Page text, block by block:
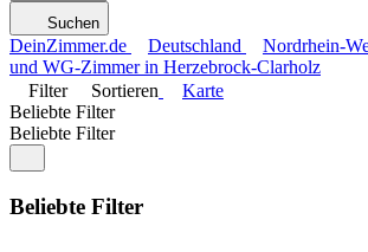
Suchen
DeinZimmer.de Deutschland Nordrhein-
und WG-Zimmer in Herzebrock-Clarholz
Filter
Sortieren
Karte
Beliebte Filter
Beliebte Filter
Beliebte Filter